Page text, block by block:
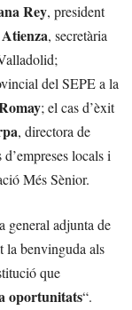
Rey, president
, secretària
del SEPE a la
; el cas d’èxit
, directora de
locals i
Més Sènior.
general adjunta de
la benvinguda als
que
oportunitats“.